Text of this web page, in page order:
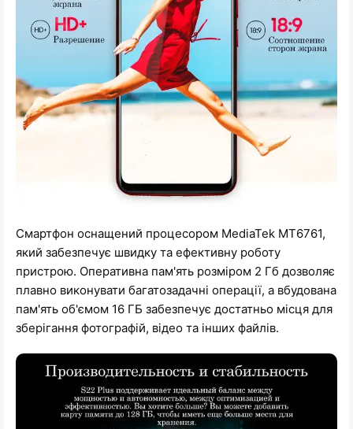
Смартфон оснащений процесором MediaTek MT6761,
який забезпечує швидку та ефективну роботу
пристрою. Оперативна пам'ять розміром 2 Гб дозволяє
плавно виконувати багатозадачні операції, а вбудована
пам'ять об'ємом 16 ГБ забезпечує достатньо місця для
зберігання фотографій, відео та інших файлів.